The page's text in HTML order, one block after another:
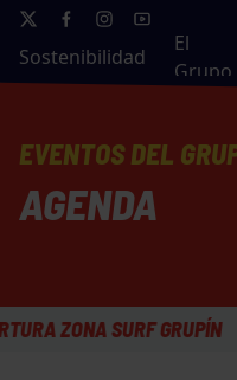
Sostenibilidad
El
Grupo
EVENTOS DEL
AGENDA
SURF GRUPÍN